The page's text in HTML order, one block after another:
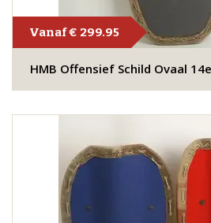
Vanaf € 299.95
HMB Offensief Schild Ovaal